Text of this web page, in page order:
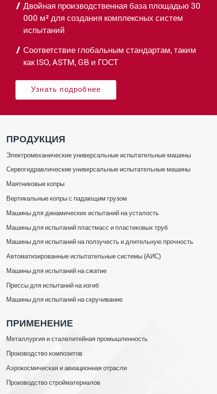
Двойная производственная база площадью 30
000 м² для создания комплексных систем
испытаний
Соответствие глобальным стандартам, таким
как ISO, ASTM, GB и ГОСТ
Узнать подробнее
ПРОДУКЦИЯ
Электромеханические универсальные испытательные машины
Сервогидравлические универсальные испытательные машины
Маятниковые копры
Вертикальные копры с падающим грузом
Машины для динамических испытаний на усталость
Машины для испытаний пластмасс и пластиковых труб
Машины для испытаний на ползучесть и длительную прочность
Автоматизированные испытательные системы (АИС)
Машины для испытаний на сжатие
Прессы для испытаний на изгиб
Машины для испытаний на скручивание
ПРИМЕНЕНИЕ
Металлургия и сталелитейная промышленность
Производство композитов
Аэрокосмическая и авиационная отрасли
Производство стройматериалов